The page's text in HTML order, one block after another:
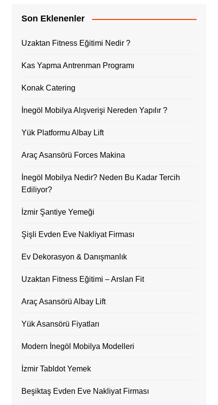
Son Eklenenler
Uzaktan Fitness Eğitimi Nedir ?
Kas Yapma Antrenman Programı
Konak Catering
İnegöl Mobilya Alışverişi Nereden Yapılır ?
Yük Platformu Albay Lift
Araç Asansörü Forces Makina
İnegöl Mobilya Nedir? Neden Bu Kadar Tercih
Ediliyor?
İzmir Şantiye Yemeği
Şişli Evden Eve Nakliyat Firması
Ev Dekorasyon & Danışmanlık
Uzaktan Fitness Eğitimi – Arslan Fit
Araç Asansörü Albay Lift
Yük Asansörü Fiyatları
Modern İnegöl Mobilya Modelleri
İzmir Tabldot Yemek
Beşiktaş Evden Eve Nakliyat Firması